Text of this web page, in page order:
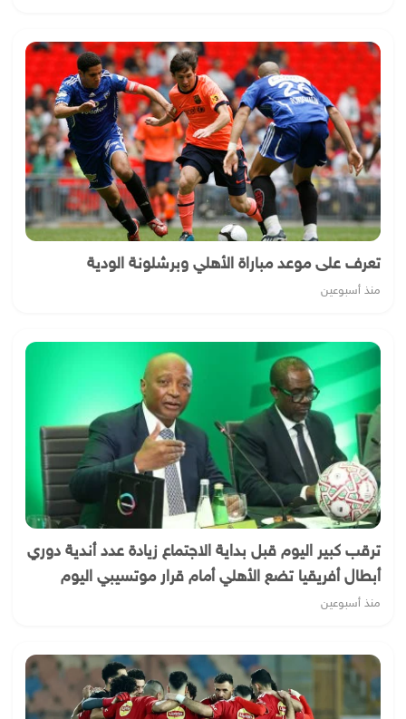
تعرف على موعد مباراة الأهلي وبرشلونة الودية
منذ أسبوعين
ترقب كبير اليوم قبل بداية الاجتماع زيادة عدد أندية دوري
أبطال أفريقيا تضع الأهلي أمام قرار موتسيبي اليوم
منذ أسبوعين